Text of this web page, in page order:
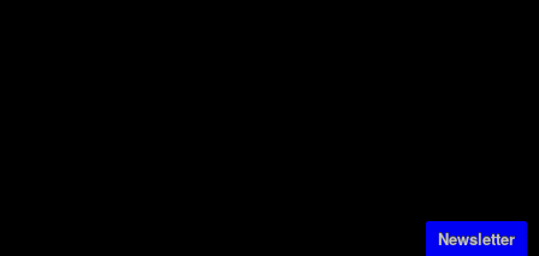
Newsletter